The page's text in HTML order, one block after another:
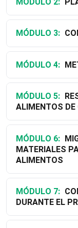
MÓDULO 3:
MÓDULO 4:
MÓDULO 5:
ALIMENTOS DE
MÓDULO 6:
MATERIALES
ALIMENTOS
MÓDULO 7:
DURANTE EL